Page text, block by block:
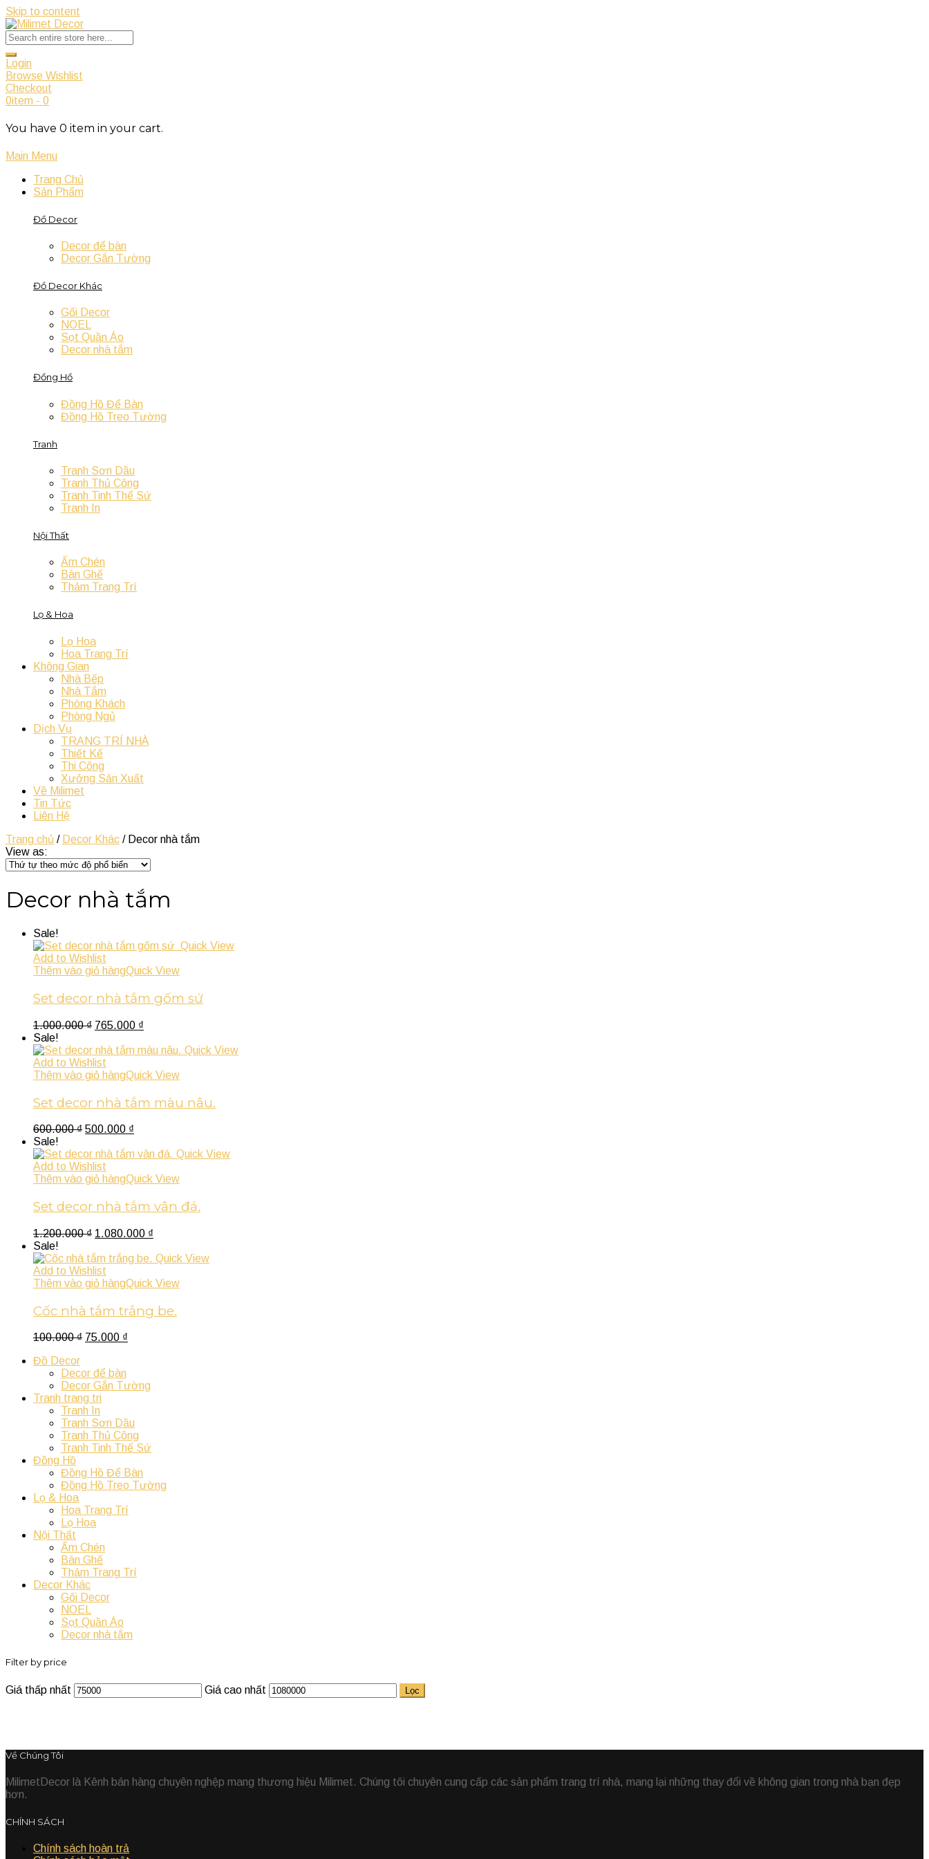
Skip to content
Login
Browse Wishlist
Checkout
0item - 0
You have 0 item in your cart.
Main Menu
Trang Chủ
Sản Phẩm
Đồ Decor
Decor để bàn
Decor Gắn Tường
Đồ Decor Khác
Gối Decor
NOEL
Sọt Quần Áo
Decor nhà tắm
Đồng Hồ
Đồng Hồ Để Bàn
Đồng Hồ Treo Tường
Tranh
Tranh Sơn Dầu
Tranh Thủ Công
Tranh Tinh Thể Sứ
Tranh In
Nội Thất
Ấm Chén
Bàn Ghế
Thảm Trang Trí
Lọ & Hoa
Lọ Hoa
Hoa Trang Trí
Không Gian
Nhà Bếp
Nhà Tắm
Phòng Khách
Phòng Ngủ
Dịch Vụ
TRANG TRÍ NHÀ
Thiết Kế
Thi Công
Xưởng Sản Xuất
Về Milimet
Tin Tức
Liên Hệ
Trang chủ / Decor Khác / Decor nhà tắm
View as:
Decor nhà tắm
Sale!
Quick View
Add to Wishlist
Thêm vào giỏ hàngQuick View
Set decor nhà tắm gốm sứ
1.000.000₫ 765.000 ₫
Sale!
Quick View
Add to Wishlist
Thêm vào giỏ hàngQuick View
Set decor nhà tắm màu nâu.
600.000₫ 500.000 ₫
Sale!
Quick View
Add to Wishlist
Thêm vào giỏ hàngQuick View
Set decor nhà tắm vân đá.
1.200.000₫ 1.080.000 ₫
Sale!
Quick View
Add to Wishlist
Thêm vào giỏ hàngQuick View
Cốc nhà tắm trắng be.
100.000₫ 75.000 ₫
Đồ Decor
Decor để bàn
Decor Gắn Tường
Tranh trang tri
Tranh In
Tranh Sơn Dầu
Tranh Thủ Công
Tranh Tinh Thể Sứ
Đồng Hồ
Đồng Hồ Để Bàn
Đồng Hồ Treo Tường
Lọ & Hoa
Hoa Trang Trí
Lọ Hoa
Nội Thất
Ấm Chén
Bàn Ghế
Thảm Trang Trí
Decor Khác
Gối Decor
NOEL
Sọt Quần Áo
Decor nhà tắm
Filter by price
Giá thấp nhất Giá cao nhất Lọc
Về Chúng Tôi
MilimetDecor là Kênh bán hàng chuyên nghệp mang thương hiệu Milimet. Chúng tôi chuyên cung cấp các sản phẩm trang trí nhà, mang lại những thay đổi về không gian trong nhà bạn đẹp
hơn.
CHÍNH SÁCH
Chính sách hoàn trả